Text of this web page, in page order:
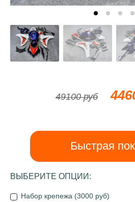
49100 руб
Быстрая
ВЫБЕРИТЕ ОПЦИИ:
Набор крепежа (3000 руб)